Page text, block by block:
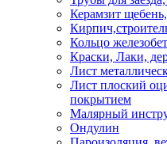
Керамзит
Кольцо
Краски, Лаки,
Лист
Лист плоский
покрытием
Малярный
Ондулин